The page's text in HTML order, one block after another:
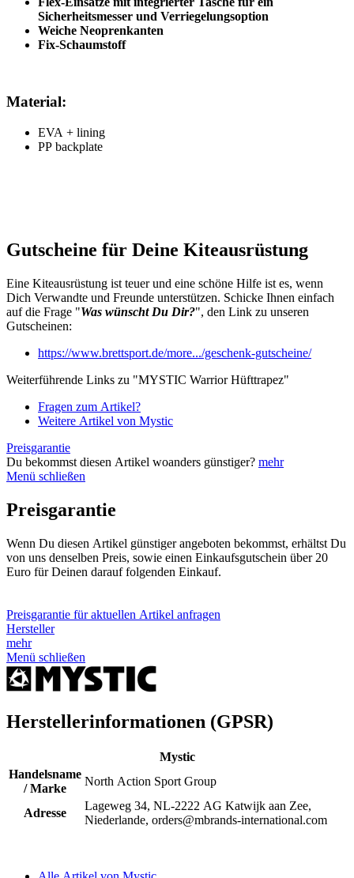
Sicherheitsmesser und Verriegelungsoption
Weiche Neoprenkanten
Fix-Schaumstoff
Material:
EVA + lining
PP backplate
Gutscheine für Deine Kiteausrüstung
Eine Kiteausrüstung ist teuer und eine schöne Hilfe ist es, wenn
Dich Verwandte und Freunde unterstützen. Schicke Ihnen einfach
auf die Frage "Was wünscht Du Dir?", den Link zu unseren
Gutscheinen:
https://www.brettsport.de/more.../geschenk-gutscheine/
Weiterführende Links zu "MYSTIC Warrior Hüfttrapez"
Fragen zum Artikel?
Weitere Artikel von Mystic
Preisgarantie
Du bekommst diesen Artikel woanders günstiger? mehr
Menü schließen
Preisgarantie
Wenn Du diesen Artikel günstiger angeboten bekommst, erhältst Du
von uns denselben Preis, sowie einen Einkaufsgutschein über 20
Euro für Deinen darauf folgenden Einkauf.
Preisgarantie für aktuellen Artikel anfragen
Hersteller
mehr
Menü schließen
Herstellerinformationen (GPSR)
Mystic
Handelsname
/ Marke
North Action Sport Group
Adresse
Lageweg 34, NL-2222 AG Katwijk aan Zee,
Niederlande, orders@mbrands-international.com